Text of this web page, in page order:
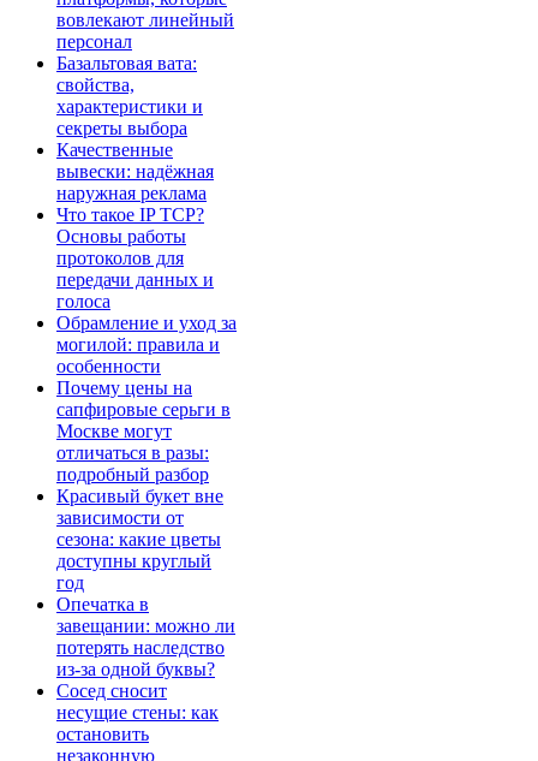
вовлекают линейный
персонал
Базальтовая вата:
свойства,
характеристики и
секреты выбора
Качественные
вывески: надёжная
наружная реклама
Что такое IP TCP?
Основы работы
протоколов для
передачи данных и
голоса
Обрамление и уход за
могилой: правила и
особенности
Почему цены на
сапфировые серьги в
Москве могут
отличаться в разы:
подробный разбор
Красивый букет вне
зависимости от
сезона: какие цветы
доступны круглый
год
Опечатка в
завещании: можно ли
потерять наследство
из-за одной буквы?
Сосед сносит
несущие стены: как
остановить
незаконную